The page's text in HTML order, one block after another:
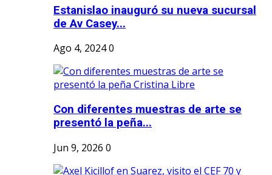
Estanislao inauguró su nueva sucursal
de Av Casey...
Ago 4, 20240
Con diferentes muestras de arte se
presentó la peña...
Jun 9, 2026 0